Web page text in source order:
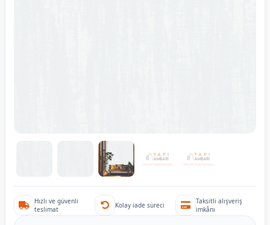
Hızlı ve güvenli
teslimat
Kolay iade süreci
Taksitli alışveriş
imkânı